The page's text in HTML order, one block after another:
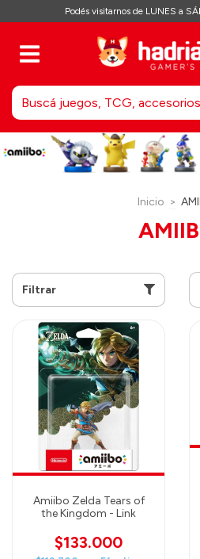
Podés visitarnos de LUNES a
Inicio >
Filtrar
Amiibo Zelda Tears of
the Kingdom - Link
$133.000